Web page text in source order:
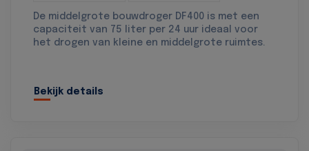
De middelgrote bouwdroger DF400 is met een
capaciteit van 75 liter per 24 uur ideaal voor
het drogen van kleine en middelgrote ruimtes.
Bekijk details